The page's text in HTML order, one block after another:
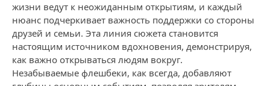
жизни ведут к неожиданным открытиям, и каждый
нюанс подчеркивает важность поддержки со стороны
друзей и семьи. Эта линия сюжета становится
настоящим источником вдохновения, демонстрируя,
как важно открываться людям вокруг.
Незабываемые флешбеки, как всегда, добавляют